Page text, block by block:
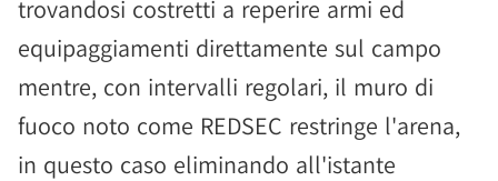
trovandosi costretti a reperire armi ed
equipaggiamenti direttamente sul campo
mentre, con intervalli regolari, il muro di
fuoco noto come REDSEC restringe l'arena,
in questo caso eliminando all'istante